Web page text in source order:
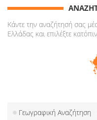
Κάντε την αναζήτησή σας
Ελλάδας και επιλέξτε
Γεωγραφική Αναζήτηση